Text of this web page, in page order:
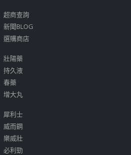
超商查詢
新聞BLOG
選購商店
壯陽藥
持久液
春藥
增大丸
犀利士
威而鋼
樂威壯
必利勁